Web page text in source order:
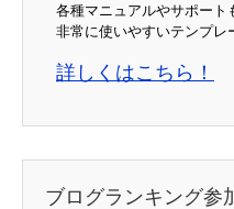
各種マニュアルやサポート
非常に使いやすいテンプレ
詳しくはこちら！
ブログランキング参